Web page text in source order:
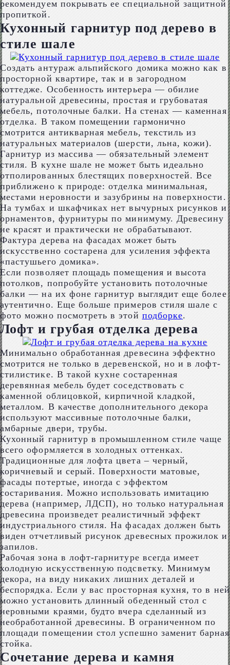
рекомендуем покрывать ее специальной защитной
пропиткой.
Кухонный гарнитур под дерево в
стиле шале
Создать антураж альпийского домика можно как в
просторной квартире, так и в загородном
коттедже. Особенность интерьера ― обилие
натуральной древесины, простая и грубоватая
мебель, потолочные балки. На стенах ― каменная
отделка. В таком помещении гармонично
смотрится антикварная мебель, текстиль из
натуральных материалов (шерсти, льна, кожи).
Гарнитур из массива — обязательный элемент
стиля. В кухне шале не может быть идеально
отполированных блестящих поверхностей. Все
приближено к природе: отделка минимальная,
местами неровности и зазубрины на поверхности.
На тумбах и шкафчиках нет вычурных рисунков и
орнаментов, фурнитуры по минимуму. Древесину
не красят и практически не обрабатывают.
Фактура дерева на фасадах может быть
искусственно состарена для усиления эффекта
«пастушьего домика».
Если позволяет площадь помещения и высота
потолков, попробуйте установить потолочные
балки ― на их фоне гарнитур выглядит еще более
аутентично. Еще больше примеров стиля шале с
фото можно посмотреть в этой подборке.
Лофт и грубая отделка дерева
Минимально обработанная древесина эффектно
смотрится не только в деревенской, но и в лофт-
стилистике. В такой кухне состаренная
деревянная мебель будет соседствовать с
каменной облицовкой, кирпичной кладкой,
металлом. В качестве дополнительного декора
используют массивные потолочные балки,
амбарные двери, трубы.
Кухонный гарнитур в промышленном стиле чаще
всего оформляется в холодных оттенках.
Традиционные для лофта цвета – черный,
коричневый и серый. Поверхности матовые,
фасады потертые, иногда с эффектом
состаривания. Можно использовать имитацию
дерева (например, ЛДСП), но только натуральная
древесина произведет реалистичный эффект
индустриального стиля. На фасадах должен быть
виден отчетливый рисунок древесных прожилок и
запилов.
Рабочая зона в лофт-гарнитуре всегда имеет
холодную искусственную подсветку. Минимум
декора, на виду никаких лишних деталей и
беспорядка. Если у вас просторная кухня, то в ней
можно установить длинный обеденный стол с
неровными краями, будто вчера сделанный из
необработанной древесины. В ограниченном по
площади помещении стол успешно заменит барная
стойка.
Сочетание дерева и камня